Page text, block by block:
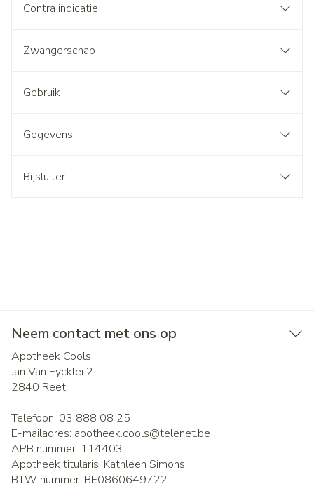
Contra indicatie
Zwangerschap
Gebruik
Gegevens
Bijsluiter
Neem contact met ons op
Apotheek Cools
Jan Van Eycklei 2
2840 Reet
Telefoon: 03 888 08 25
E-mailadres: apotheek.cools@telenet.be
APB nummer: 114403
Apotheek titularis: Kathleen Simons
BTW nummer: BE0860649722